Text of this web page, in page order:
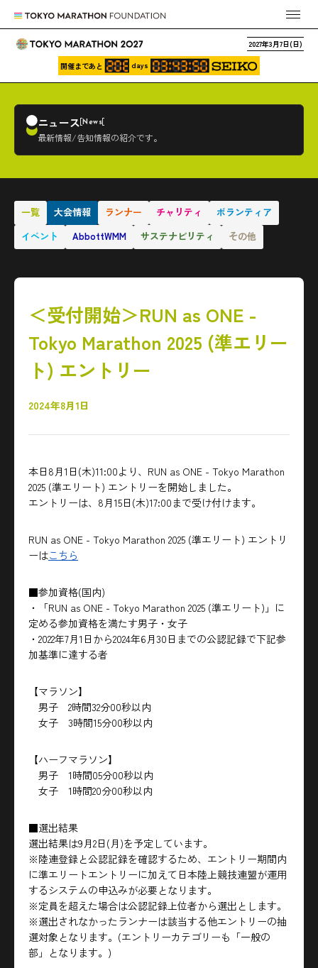
2027年3月7日(日)
開催まであと days
ニュース News
最新情報/告知情報の紹介です。
一覧 大会情報 ランナー チャリティ
ボランティア
イベント
AbbottWMM サステナビリティ その他
＜受付開始＞RUN as ONE -
Tokyo Marathon 2025 (準エリー
ト) エントリー
2024年8月1日
本日8月1日(木)11:00より、RUN as ONE - Tokyo Marathon
2025 (準エリート) エントリーを開始しました。
エントリーは、8月15日(木)17:00まで受け付けます。
RUN as ONE - Tokyo Marathon 2025 (準エリート) エントリ
ーはこちら
■参加資格(国内)
・「RUN as ONE - Tokyo Marathon 2025 (準エリート)」に
定める参加資格を満たす男子・女子
・2022年7月1日から2024年6月30日までの公認記録で下記参
加基準に達する者
【マラソン】
男子 2時間32分00秒以内
女子 3時間15分00秒以内
【ハーフマラソン】
男子 1時間05分00秒以内
女子 1時間20分00秒以内
■選出結果
選出結果は9月2日(月)を予定しています。
※陸連登録と公認記録を確認するため、エントリー期間内
に準エリートエントリーに加えて日本陸上競技連盟が運用
するシステムの申込みが必要となります。
※定員を超えた場合は公認記録上位者から選出とします。
※選出されなかったランナーは該当する他エントリーの抽
選対象となります。(エントリーカテゴリーも「一般の
部」となります。)